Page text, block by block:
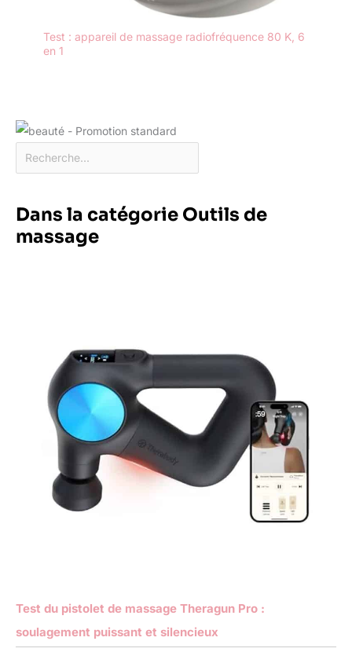
Test : appareil de massage radiofréquence 80 K, 6
en 1
Dans la catégorie Outils de
massage
Test du pistolet de massage Theragun Pro :
soulagement puissant et silencieux